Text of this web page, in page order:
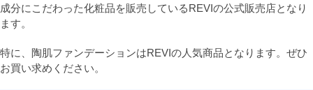
成分にこだわった化粧品を販売しているREVIの公式販売店となり
ます。
特に、陶肌ファンデーションはREVIの人気商品となります。ぜひ
お買い求めください。